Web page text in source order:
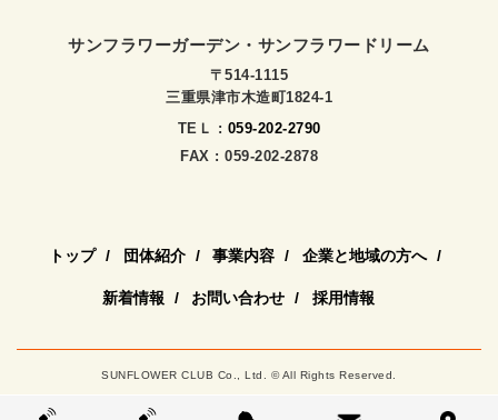
サンフラワーガーデン・サンフラワードリーム
〒514-1115
三重県津市木造町1824-1
TEＬ : 059-202-2790
FAX : 059-202-2878
トップ 団体紹介 事業内容 企業と地域の方へ
新着情報 お問い合わせ 採用情報
SUNFLOWER CLUB Co., Ltd. © All Rights Reserved.